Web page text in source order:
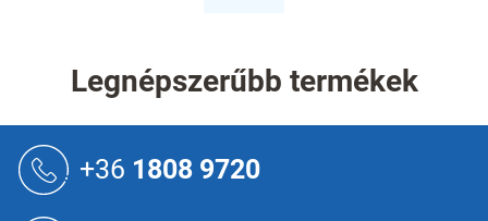
r
á
y
t
Legnépszerűbb termékek
+36 1808 9720